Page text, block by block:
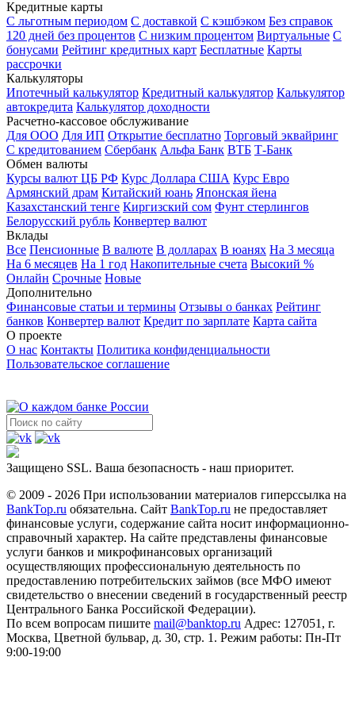
Кредитные карты
С льготным периодом С доставкой С кэшбэком Без справок
120 дней без процентов С низким процентом Виртуальные С
бонусами Рейтинг кредитных карт Бесплатные Карты
рассрочки
Калькуляторы
Ипотечный калькулятор Кредитный калькулятор Калькулятор
автокредита Калькулятор доходности
Расчетно-кассовое обслуживание
Для ООО Для ИП Открытие бесплатно Торговый эквайринг
С кредитованием Сбербанк Альфа Банк ВТБ Т-Банк
Обмен валюты
Курсы валют ЦБ РФ Курс Доллара США Курс Евро
Армянский драм Китайский юань Японская йена
Казахстанский тенге Киргизский сом Фунт стерлингов
Белорусский рубль Конвертер валют
Вклады
Все Пенсионные В валюте В долларах В юанях На 3 месяца
На 6 месяцев На 1 год Накопительные счета Высокий %
Онлайн Срочные Новые
Дополнительно
Финансовые статьи и термины Отзывы о банках Рейтинг
банков Конвертер валют Кредит по зарплате Карта сайта
О проекте
О нас Контакты Политика конфиденциальности
Пользовательское соглашение
Защищено SSL. Ваша безопасность - наш приоритет.
© 2009 - 2026 При использовании материалов гиперссылка на
BankTop.ru обязательна. Сайт BankTop.ru не предоставляет
финансовые услуги, содержание сайта носит информационно-
справочный характер. На сайте представлены финансовые
услуги банков и микрофинансовых организаций
осуществляющих профессиональную деятельность по
предоставлению потребительских займов (все МФО имеют
свидетельство о внесении сведений в государственный реестр
Центрального Банка Российской Федерации).
По всем вопросам пишите mail@banktop.ru Адрес: 127051, г.
Москва, Цветной бульвар, д. 30, стр. 1. Режим работы: Пн-Пт
9:00-19:00